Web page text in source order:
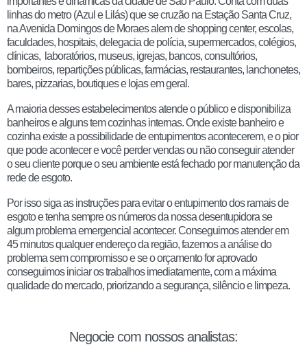
linhas do metro (Azul e Lilás) que se cruzão na Estação Santa Cruz,
na Avenida Domingos de Moraes alem de shopping center, escolas,
faculdades, hospitais, delegacia de polícia, supermercados, colégios,
clínicas, laboratórios, museus, igrejas, bancos, consultórios,
bombeiros, repartições públicas, farmácias, restaurantes, lanchonetes,
bares, pizzarias, boutiques e lojas em geral.
A maioria desses estabelecimentos atende o público e disponibiliza
banheiros e alguns tem cozinhas internas. Onde existe banheiro e
cozinha existe a possibilidade de entupimentos acontecerem, e o pior
que pode acontecer e você perder vendas ou não conseguir atender
o seu cliente porque o seu ambiente está fechado por manutenção da
rede de esgoto.
Por isso siga as instruções para evitar o entupimento dos ramais de
esgoto e tenha sempre os números da nossa desentupidora se
algum problema emergencial acontecer. Conseguimos atender em
45 minutos qualquer endereço da região, fazemos a análise do
problema sem compromisso e se o orçamento for aprovado
conseguimos iniciar os trabalhos imediatamente, com a máxima
qualidade do mercado, priorizando a segurança, silêncio e limpeza.
Negocie com nossos analistas: